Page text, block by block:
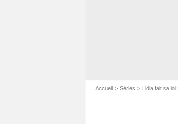
Accueil Séries Lidia fait sa loi